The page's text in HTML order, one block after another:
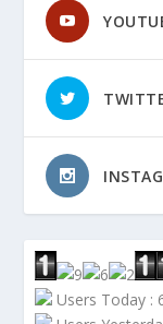
Users Today :